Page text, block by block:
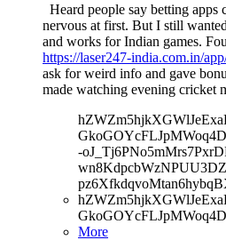
Heard people say betting apps
nervous at first. But I still
and works for Indian games.
https://laser247-india.com.in/
ask for weird info and gave
made watching evening cricket
-
More